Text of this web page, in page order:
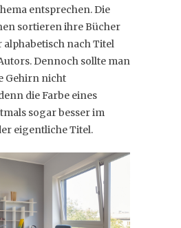
entsprechen. Die
sortieren ihre Bücher
nach Titel
Dennoch sollte man
Gehirn nicht
die Farbe eines
sogar besser im
eigentliche Titel.